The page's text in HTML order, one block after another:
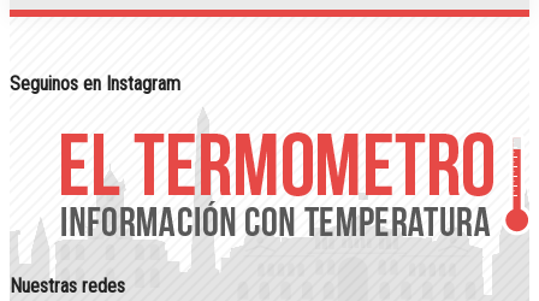
Seguinos en Instagram
Nuestras redes